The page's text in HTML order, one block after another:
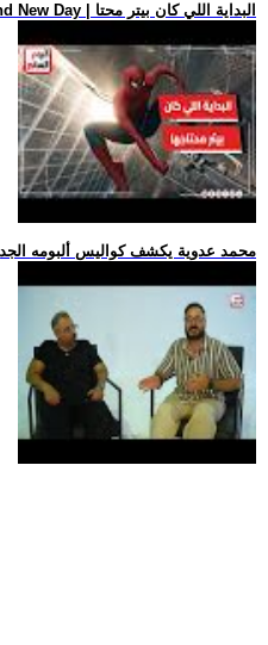
.. فيلم Spider-Man: Brand New Day | البداية اللي كان بيتر محتا
.. محمد عدوية يكشف كواليس ألبومه